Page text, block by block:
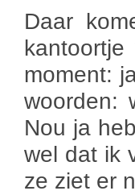
Daar
moment:
woorden:
Nou ja
wel dat ik
ze ziet er